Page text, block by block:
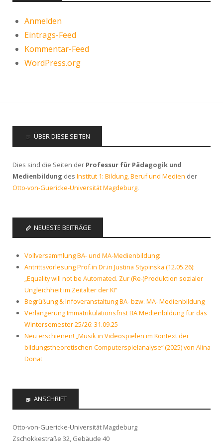
Anmelden
Eintrags-Feed
Kommentar-Feed
WordPress.org
ÜBER DIESE SEITEN
Dies sind die Seiten der Professur für Pädagogik und
Medienbildung des Institut 1: Bildung, Beruf und Medien der
Otto-von-Guericke-Universität Magdeburg.
NEUESTE BEITRÄGE
Vollversammlung BA- und MA-Medienbildung:
Antrittsvorlesung Prof.in Dr.in Justina Stypinska (12.05.26):
„Equality will not be Automated. Zur (Re-)Produktion sozialer
Ungleichheit im Zeitalter der KI“
Begrüßung & Infoveranstaltung BA- bzw. MA- Medienbildung
Verlängerung Immatrikulationsfrist BA Medienbildung für das
Wintersemester 25/26: 31.09.25
Neu erschienen! „Musik in Videospielen im Kontext der
bildungstheoretischen Computerspielanalyse“ (2025) von Alina
Donat
ANSCHRIFT
Otto-von-Guericke-Universität Magdeburg
Zschokkestraße 32, Gebäude 40